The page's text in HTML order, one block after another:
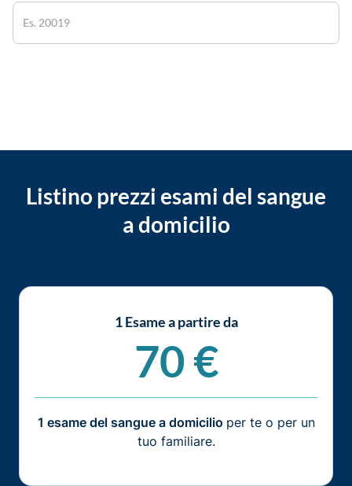
Listino prezzi esami del sangue
a domicilio
1 Esame a partire da
70 €
1 esame del sangue a domicilio per te o per un
tuo familiare.